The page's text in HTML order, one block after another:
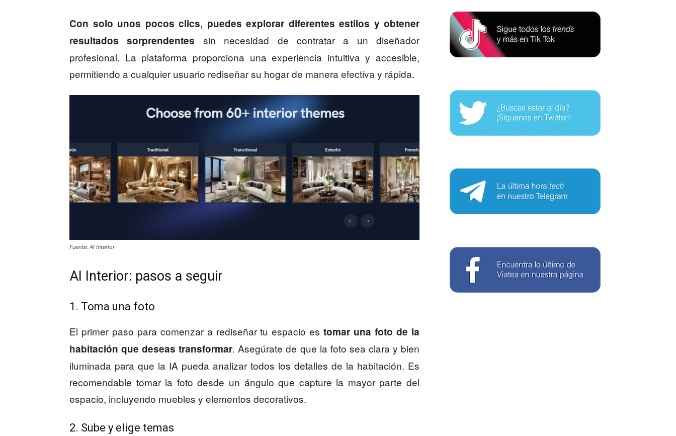
Con solo unos pocos clics, puedes explorar diferentes estilos y obtener
resultados sorprendentes sin necesidad de contratar a un diseñador
profesional. La plataforma proporciona una experiencia intuitiva y accesible,
permitiendo a cualquier usuario rediseñar su hogar de manera efectiva y rápida.
Fuente: AI Interior
AI Interior: pasos a seguir
1. Toma una foto
El primer paso para comenzar a rediseñar tu espacio estomar una foto de la
habitación que deseas transformar. Asegúrate de que la foto sea clara y bien
iluminada para que la IA pueda analizar todos los detalles de la habitación. Es
recomendable tomar la foto desde un ángulo que capture la mayor parte del
espacio, incluyendo muebles y elementos decorativos.
2. Sube y elige temas